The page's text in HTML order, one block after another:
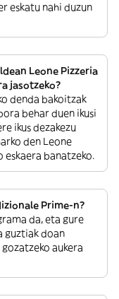
eskatu nahi duzun
Leone Pizzeria
jasotzeko?
denda bakoitzak
behar duen ikusi
ikus dezakezu
den Leone
eskaera banatzeko.
Prime-n?
da, eta gure
guztiak doan
aukera